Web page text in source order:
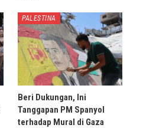
PALESTINA
Beri Dukungan, Ini
Tanggapan PM Spanyol
terhadap Mural di Gaza